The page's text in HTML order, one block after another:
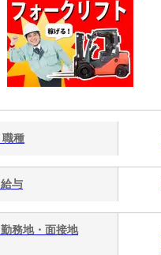
職種
給与
勤務地・面接地